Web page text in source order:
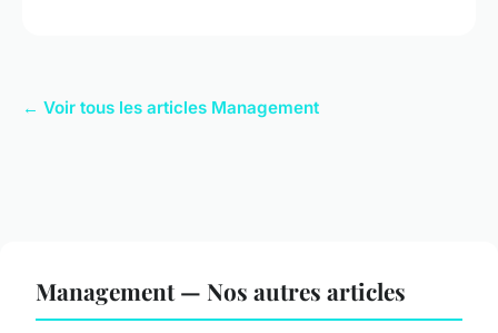
← Voir tous les articles Management
Management — Nos autres articles